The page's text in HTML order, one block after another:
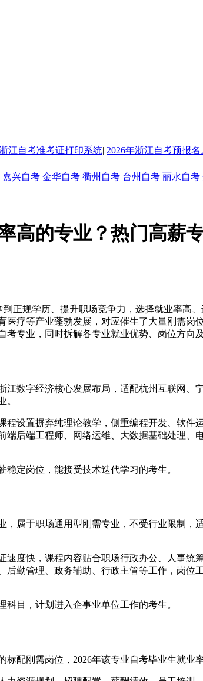
江自考准考证打印系统| 2026年浙江自考预报名
嘉兴自考 金华自考 衢州自考 台州自考 丽水自考
高的专业？热门高薪
正规学历、提升职场竞争力，选择就业率
疗等产业蓬勃发展，对应催生了大量刚需
专业，同时拆解各专业就业优势、岗位方向
江数字经济核心发展布局，适配杭州互联网
。
设置摒弃纯理论教学，侧重编程开发、软
后端工程师、网络运维、大数据基础处理
定岗位，能接受技术迭代学习的考生。
属于职场通用型刚需专业，不受行业限制
度快，课程内容贴合职场行政办公、人事
勤管理、政务辅助、行政主管等工作，岗
目，计划进入企事业单位工作的考生。
配刚需岗位，2026年该专业自考毕业生就